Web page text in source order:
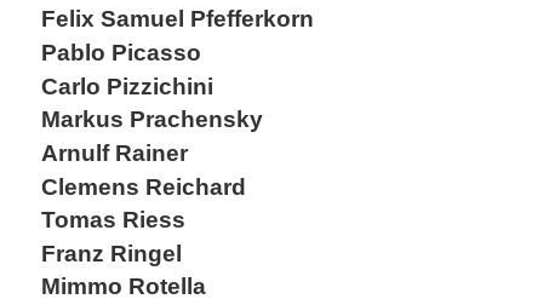
Felix Samuel Pfefferkorn
Pablo Picasso
Carlo Pizzichini
Markus Prachensky
Arnulf Rainer
Clemens Reichard
Tomas Riess
Franz Ringel
Mimmo Rotella